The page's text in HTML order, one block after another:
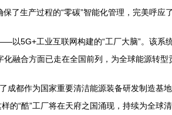
生产过程的“零碳”智能化管理，完美呼应
5G+工业互联网构建的“工厂大脑”。该系
融合方面已走在全国前列，为全球能源转型
成都作为国家重要清洁能源装备研发制造
“酷”工厂将在天府之国涌现，持续为全球